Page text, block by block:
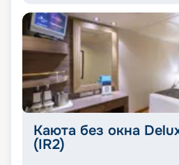
Каюта без окна
(IR2)